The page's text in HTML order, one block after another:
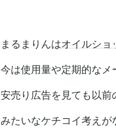
まるまりんはオイルショ
今は使用量や定期的な
安売り広告を見ても以前
みたいなケチコイ考えが